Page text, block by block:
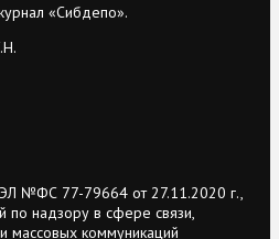
«Сибдепо».
№ФС 77-79664 от 27.11.2020 г.,
надзору в сфере связи,
массовых коммуникаций